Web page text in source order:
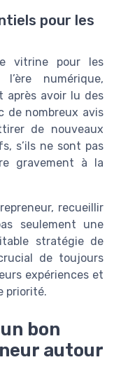
pour les
vitrine pour les
numérique,
après avoir lu des
de nombreux avis
de nouveaux
s’ils ne sont pas
gravement à la
recueillir
seulement une
stratégie de
de toujours
expériences et
priorité.
bon
autour